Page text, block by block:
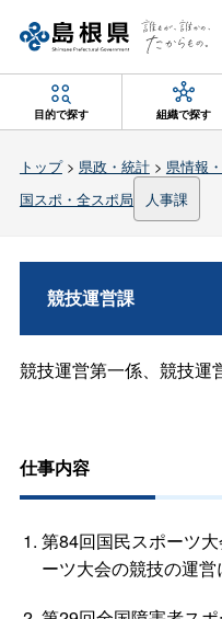
目的で探す 組織で探す
トップ> 県政・統計> 県情報
国スポ・全スポ局
人事課
競技運営課
競技運営第一係、競技運
仕事内容
第84回国民スポーツ
ーツ大会の競技の運営